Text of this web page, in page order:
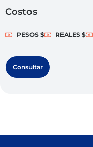
Costos
PESOS $ REALES $
Consultar